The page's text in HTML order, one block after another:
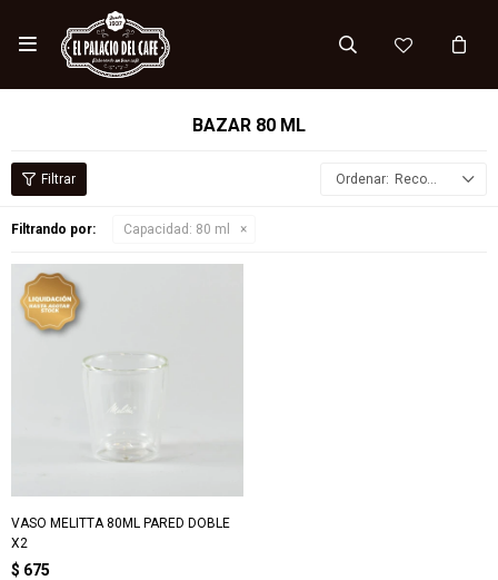

BAZAR 80 ML
Recomendados
Filtrando por: Capacidad: 80 ml
VASO MELITTA 80ML PARED DOBLE
X2
$ 675